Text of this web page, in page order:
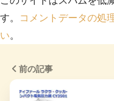
す。
コメントデータの処
い。
前の記事